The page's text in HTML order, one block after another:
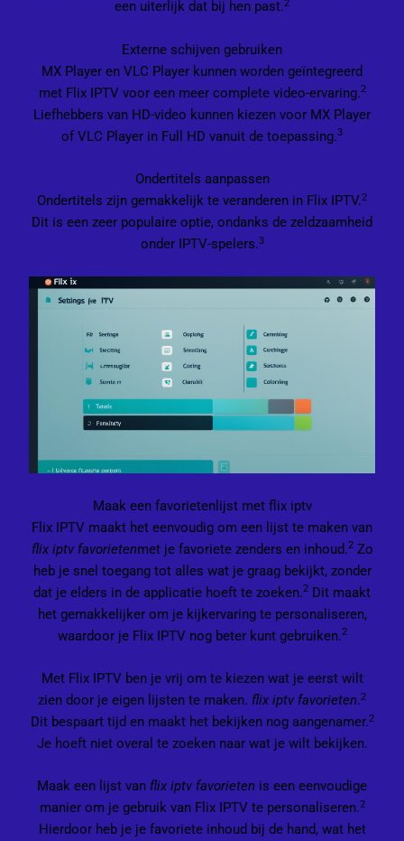
een uiterlijk dat bij hen past.2
Externe schijven gebruiken
MX Player en VLC Player kunnen worden geïntegreerd
met Flix IPTV voor een meer complete video-ervaring.2
Liefhebbers van HD-video kunnen kiezen voor MX Player
of VLC Player in Full HD vanuit de toepassing.3
Ondertitels aanpassen
Ondertitels zijn gemakkelijk te veranderen in Flix IPTV.2
Dit is een zeer populaire optie, ondanks de zeldzaamheid
onder IPTV-spelers.3
Maak een favorietenlijst met flix iptv
Flix IPTV maakt het eenvoudig om een lijst te maken van
flix iptv favorietenmet je favoriete zenders en inhoud.2Zo
heb je snel toegang tot alles wat je graag bekijkt, zonder
dat je elders in de applicatie hoeft te zoeken.2 Dit maakt
het gemakkelijker om je kijkervaring te personaliseren,
waardoor je Flix IPTV nog beter kunt gebruiken.2
Met Flix IPTV ben je vrij om te kiezen wat je eerst wilt
zien door je eigen lijsten te maken. flix iptv favorieten.2
Dit bespaart tijd en maakt het bekijken nog aangenamer.2
Je hoeft niet overal te zoeken naar wat je wilt bekijken.
Maak een lijst van flix iptv favorieten is een eenvoudige
manier om je gebruik van Flix IPTV te personaliseren.2
Hierdoor heb je je favoriete inhoud bij de hand, wat het